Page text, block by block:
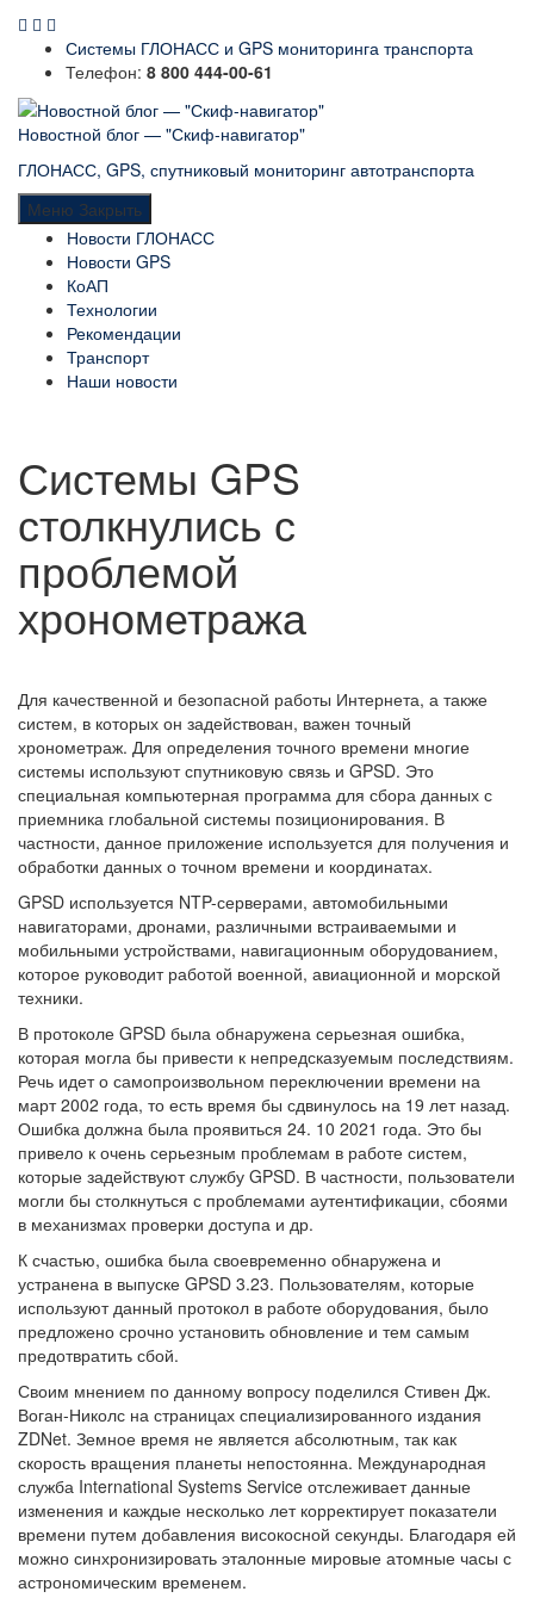
Системы ГЛОНАСС и GPS мониторинга транспорта
Телефон: 8 800 444-00-61
Новостной блог — "Скиф-навигатор"
ГЛОНАСС, GPS, спутниковый мониторинг автотранспорта
Меню Закрыть
Новости ГЛОНАСС
Новости GPS
КоАП
Технологии
Рекомендации
Транспорт
Наши новости
Системы GPS
столкнулись с
проблемой
хронометража
Для качественной и безопасной работы Интернета, а также
систем, в которых он задействован, важен точный
хронометраж. Для определения точного времени многие
системы используют спутниковую связь и GPSD. Это
специальная компьютерная программа для сбора данных с
приемника глобальной системы позиционирования. В
частности, данное приложение используется для получения и
обработки данных о точном времени и координатах.
GPSD используется NTP-серверами, автомобильными
навигаторами, дронами, различными встраиваемыми и
мобильными устройствами, навигационным оборудованием,
которое руководит работой военной, авиационной и морской
техники.
В протоколе GPSD была обнаружена серьезная ошибка,
которая могла бы привести к непредсказуемым последствиям.
Речь идет о самопроизвольном переключении времени на
март 2002 года, то есть время бы сдвинулось на 19 лет назад.
Ошибка должна была проявиться 24. 10 2021 года. Это бы
привело к очень серьезным проблемам в работе систем,
которые задействуют службу GPSD. В частности, пользователи
могли бы столкнуться с проблемами аутентификации, сбоями
в механизмах проверки доступа и др.
К счастью, ошибка была своевременно обнаружена и
устранена в выпуске GPSD 3.23. Пользователям, которые
используют данный протокол в работе оборудования, было
предложено срочно установить обновление и тем самым
предотвратить сбой.
Своим мнением по данному вопросу поделился Стивен Дж.
Воган-Николс на страницах специализированного издания
ZDNet. Земное время не является абсолютным, так как
скорость вращения планеты непостоянна. Международная
служба International Systems Service отслеживает данные
изменения и каждые несколько лет корректирует показатели
времени путем добавления високосной секунды. Благодаря ей
можно синхронизировать эталонные мировые атомные часы с
астрономическим временем.